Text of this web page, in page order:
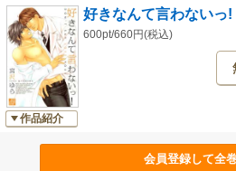
作品紹介
好きなんて言わないっ!
600pt/660円(税込)
会員登録して全